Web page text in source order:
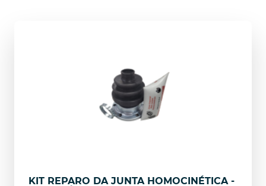
KIT REPARO DA JUNTA HOMOCINÉTICA -